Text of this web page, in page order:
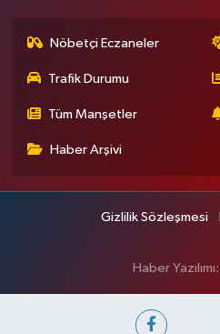
Nöbetçi Eczaneler
Trafik Durumu
Tüm Manşetler
Haber Arşivi
Gizlilik Sözleşmesi
Haber Yazılımı: